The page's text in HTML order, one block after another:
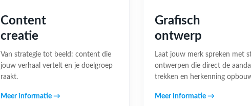
Content
creatie
Van strategie tot beeld: content die
jouw verhaal vertelt en je doelgroep
raakt.
Meer informatie →
Grafisch
ontwerp
Laat jouw merk spreken met
ontwerpen die direct de
trekken en herkenning
Meer informatie →